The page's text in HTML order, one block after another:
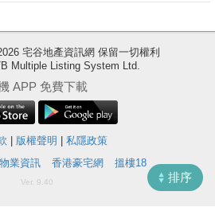
排序
宅谷地產資訊網 保留一切權利
Multiple Listing System Ltd.
APP 免費下載
版權聲明
私隱政策
業資訊 香港豪宅網 搵樓18
Ver. 9.40